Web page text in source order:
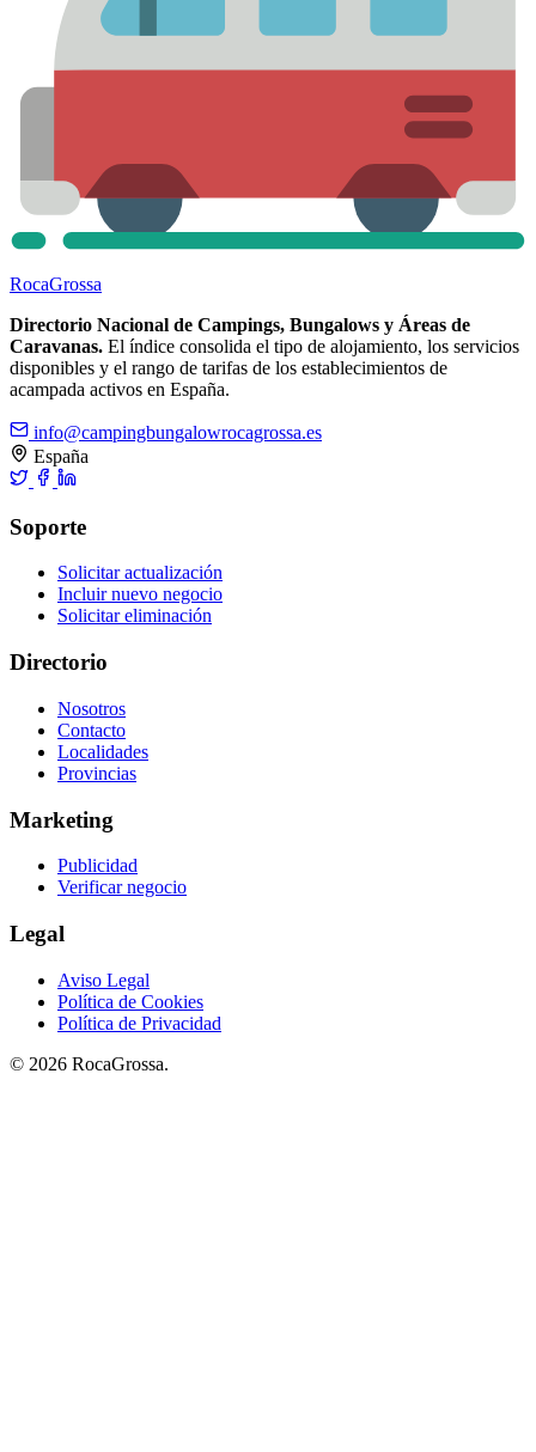
RocaGrossa
Directorio Nacional de Campings, Bungalows y Áreas de
Caravanas. El índice consolida el tipo de alojamiento, los servicios
disponibles y el rango de tarifas de los establecimientos de
acampada activos en España.
info@campingbungalowrocagrossa.es
España
Soporte
Solicitar actualización
Incluir nuevo negocio
Solicitar eliminación
Directorio
Nosotros
Contacto
Localidades
Provincias
Marketing
Publicidad
Verificar negocio
Legal
Aviso Legal
Política de Cookies
Política de Privacidad
© 2026 RocaGrossa.